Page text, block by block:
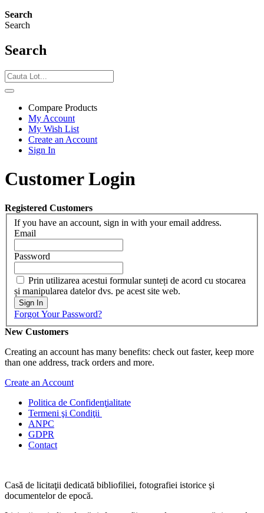
Search
Search
Search
Compare Products
My Account
My Wish List
Create an Account
Sign In
Customer Login
Registered Customers
If you have an account, sign in with your email address.
Email
Password
Prin utilizarea acestui formular sunteți de acord cu stocarea
și manipularea datelor dvs. pe acest site web.
Sign In
Forgot Your Password?
New Customers
Creating an account has many benefits: check out faster, keep more
than one address, track orders and more.
Create an Account
Politica de Confidenţialitate
Termeni şi Condiţii
ANPC
GDPR
Contact
Casă de licitaţii dedicată bibliofiliei, fotografiei istorice şi
documentelor de epocă.